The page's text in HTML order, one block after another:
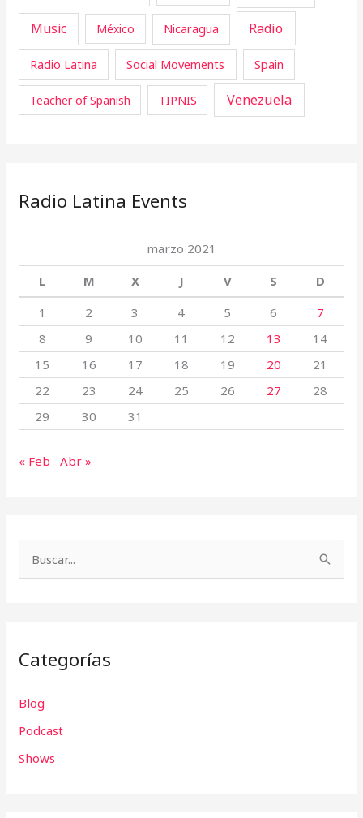
Music México Nicaragua Radio
Radio Latina Social Movements Spain
Teacher of Spanish TIPNIS Venezuela
Radio Latina Events
marzo 2021
L
M X J V S
D
1
2 3 4 5 6
7
8
9 10 11 12 13
14
15
16 17 18 19 20
21
22
23 24 25 26 27
28
29
30 31
« Feb Abr »
a
p
o
r
Categorías
Blog
Podcast
Shows